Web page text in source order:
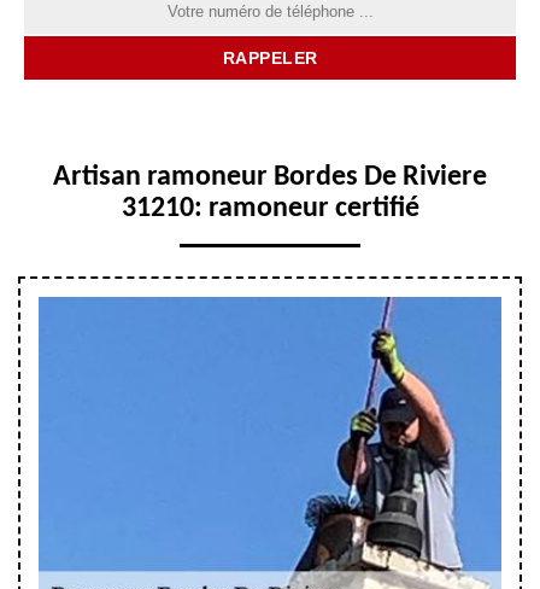
Artisan ramoneur Bordes De Riviere
31210: ramoneur certifié